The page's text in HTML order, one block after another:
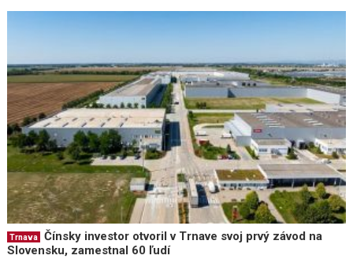
Trnava
Čínsky investor otvoril v Trnave svoj prvý závod na
Slovensku, zamestnal 60 ľudí